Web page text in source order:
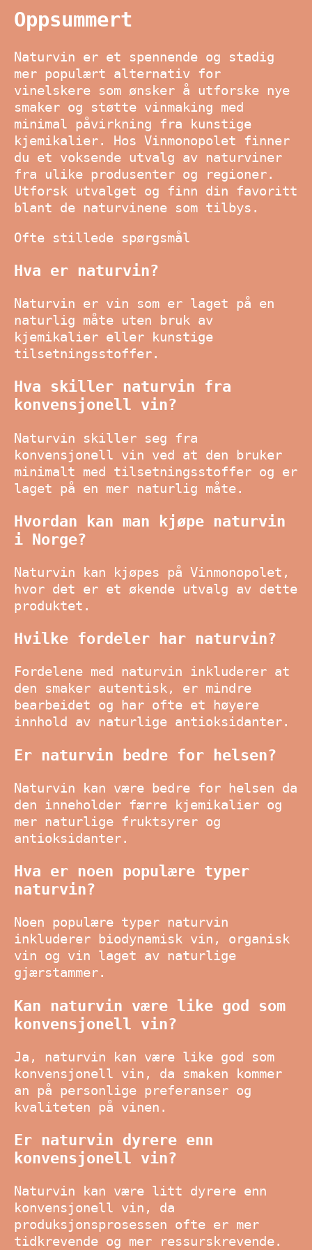
Oppsummert
Naturvin er et spennende og stadig
mer populært alternativ for
vinelskere som ønsker å utforske nye
smaker og støtte vinmaking med
minimal påvirkning fra kunstige
kjemikalier. Hos Vinmonopolet finner
du et voksende utvalg av naturviner
fra ulike produsenter og regioner.
Utforsk utvalget og finn din favoritt
blant de naturvinene som tilbys.
Ofte stillede spørgsmål
Hva er naturvin?
Naturvin er vin som er laget på en
naturlig måte uten bruk av
kjemikalier eller kunstige
tilsetningsstoffer.
Hva skiller naturvin fra
konvensjonell vin?
Naturvin skiller seg fra
konvensjonell vin ved at den bruker
minimalt med tilsetningsstoffer og er
laget på en mer naturlig måte.
Hvordan kan man kjøpe naturvin
i Norge?
Naturvin kan kjøpes på Vinmonopolet,
hvor det er et økende utvalg av dette
produktet.
Hvilke fordeler har naturvin?
Fordelene med naturvin inkluderer at
den smaker autentisk, er mindre
bearbeidet og har ofte et høyere
innhold av naturlige antioksidanter.
Er naturvin bedre for helsen?
Naturvin kan være bedre for helsen da
den inneholder færre kjemikalier og
mer naturlige fruktsyrer og
antioksidanter.
Hva er noen populære typer
naturvin?
Noen populære typer naturvin
inkluderer biodynamisk vin, organisk
vin og vin laget av naturlige
gjærstammer.
Kan naturvin være like god som
konvensjonell vin?
Ja, naturvin kan være like god som
konvensjonell vin, da smaken kommer
an på personlige preferanser og
kvaliteten på vinen.
Er naturvin dyrere enn
konvensjonell vin?
Naturvin kan være litt dyrere enn
konvensjonell vin, da
produksjonsprosessen ofte er mer
tidkrevende og mer ressurskrevende.